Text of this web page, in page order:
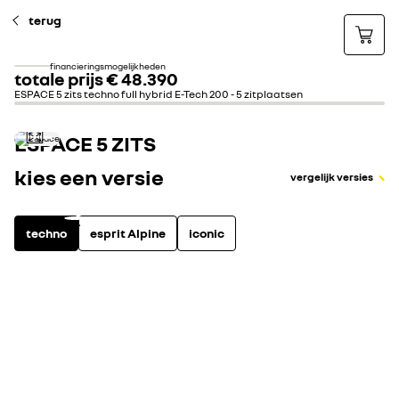
terug
financieringsmogelijkheden
totale prijs€ 48.390
ESPACE 5 zits techno full hybrid E-Tech 200 - 5 zitplaatsen
ESPACE 5 ZITS
kies een versie
vergelijk versies
techno esprit Alpine iconic